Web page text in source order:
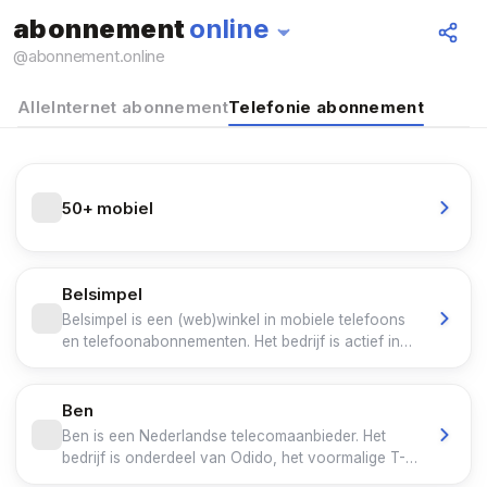
abonnementonline
@abonnement.online
AlleInternet abonnementTelefonie abonnement
50+ mobiel
Belsimpel
Belsimpel is een (web)winkel in mobiele telefoons
en telefoonabonnementen. Het bedrijf is actief in
gevestigd in Groningen. In 2020 had het bedrijf
meer dan 500 werknemers. Naast de webwinkel
heeft het bedrijf een fysieke winkel in Groningen.
De winkel in de stad Utrecht werd in 2025 gesloten.
Ben
Ben is een Nederlandse telecomaanbieder. Het
bedrijf is onderdeel van Odido, het voormalige T-